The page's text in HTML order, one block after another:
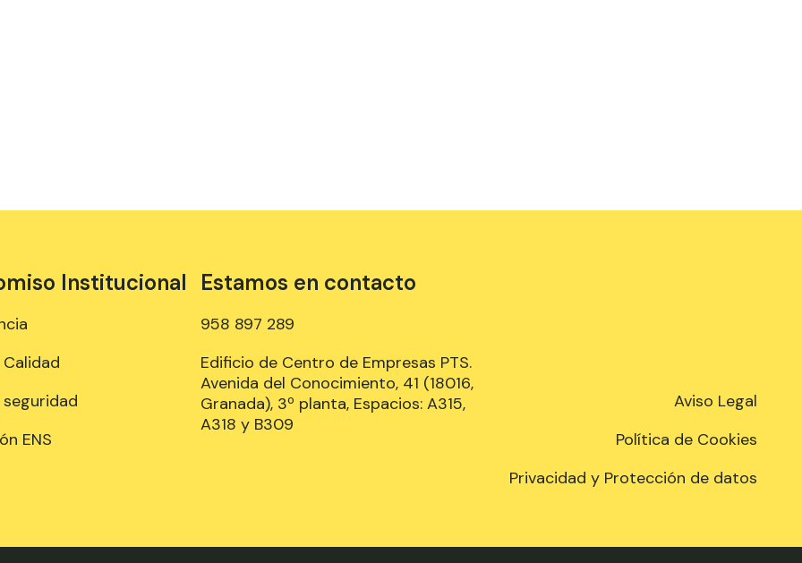
Institucional
ENS
Estamos en contacto
958 897 289
Edificio de Centro de Empresas PTS.
Avenida del Conocimiento, 41 (18016,
Granada), 3º planta, Espacios: A315,
A318 y B309
Aviso Legal
Política de Cookies
Privacidad y Protección de datos